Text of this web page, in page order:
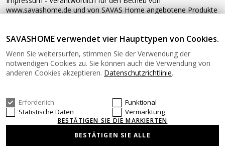
www.savashome.de und von SAVAS Home angebotene Produkte
senden Sie keine Waren ohne vorherige Bestätigung an diese
diesem Link: https://www.savashome.de/rueckgabebedingungen-
fuer-waren Gerne können Sie sich mit uns in Verbindung setzen:
Montag − Freitag: 08:00−16:00 Uhr E-Mail: Info@savashome.de
© 2026 SAVASHOME Alle Rechte vorbehalten.
SAVASHOME verwendet vier Haupttypen von Cookies.
Wenn Sie weitersurfen, stimmen Sie der Verwendung der
notwendigen Cookies zu. Sie können auch die Verwendung von
anderen Cookies akzeptieren. Datenschutzrichtlinie.
Erforderlich
Funktional
Statistische Daten
Vermarktung
BESTÄTIGEN SIE DIE MARKIERTEN
BESTÄTIGEN SIE ALLE